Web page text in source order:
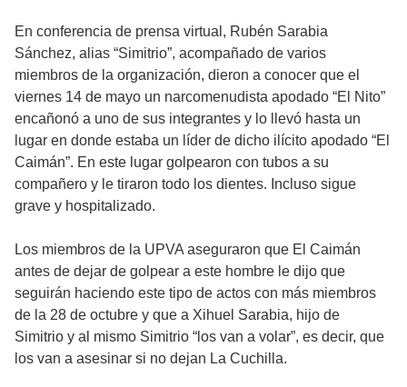
En conferencia de prensa virtual, Rubén Sarabia
Sánchez, alias “Simitrio”, acompañado de varios
miembros de la organización, dieron a conocer que el
viernes 14 de mayo un narcomenudista apodado “El Nito”
encañonó a uno de sus integrantes y lo llevó hasta un
lugar en donde estaba un líder de dicho ilícito apodado “El
Caimán”. En este lugar golpearon con tubos a su
compañero y le tiraron todo los dientes. Incluso sigue
grave y hospitalizado.
Los miembros de la UPVA aseguraron que El Caimán
antes de dejar de golpear a este hombre le dijo que
seguirán haciendo este tipo de actos con más miembros
de la 28 de octubre y que a Xihuel Sarabia, hijo de
Simitrio y al mismo Simitrio “los van a volar”, es decir, que
los van a asesinar si no dejan La Cuchilla.